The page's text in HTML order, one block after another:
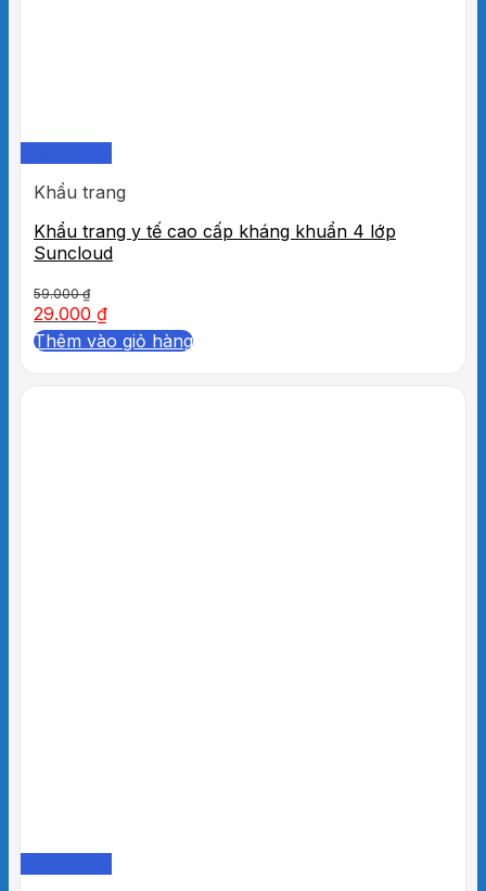
Khẩu trang
Khẩu trang y tế cao cấp kháng khuẩn 4 lớp
Suncloud
59.000₫
29.000 ₫
Thêm vào giỏ hàng